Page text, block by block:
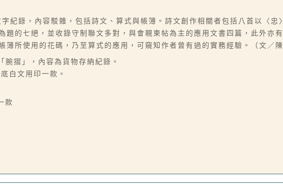
紀錄，內容駁雜，包括詩文、算式與帳簿。詩文創作相關者包括八首以〈忠
題的七絕，並收錄守制聯文多對，與會親柬帖為主的應用文書四篇，此外亦
簿所使用的花碼，乃至算式的應用，可窺知作者曾有過的實務經驗。（文／
摺」，內容為貨物存納紀錄。
白文用印一款。
款